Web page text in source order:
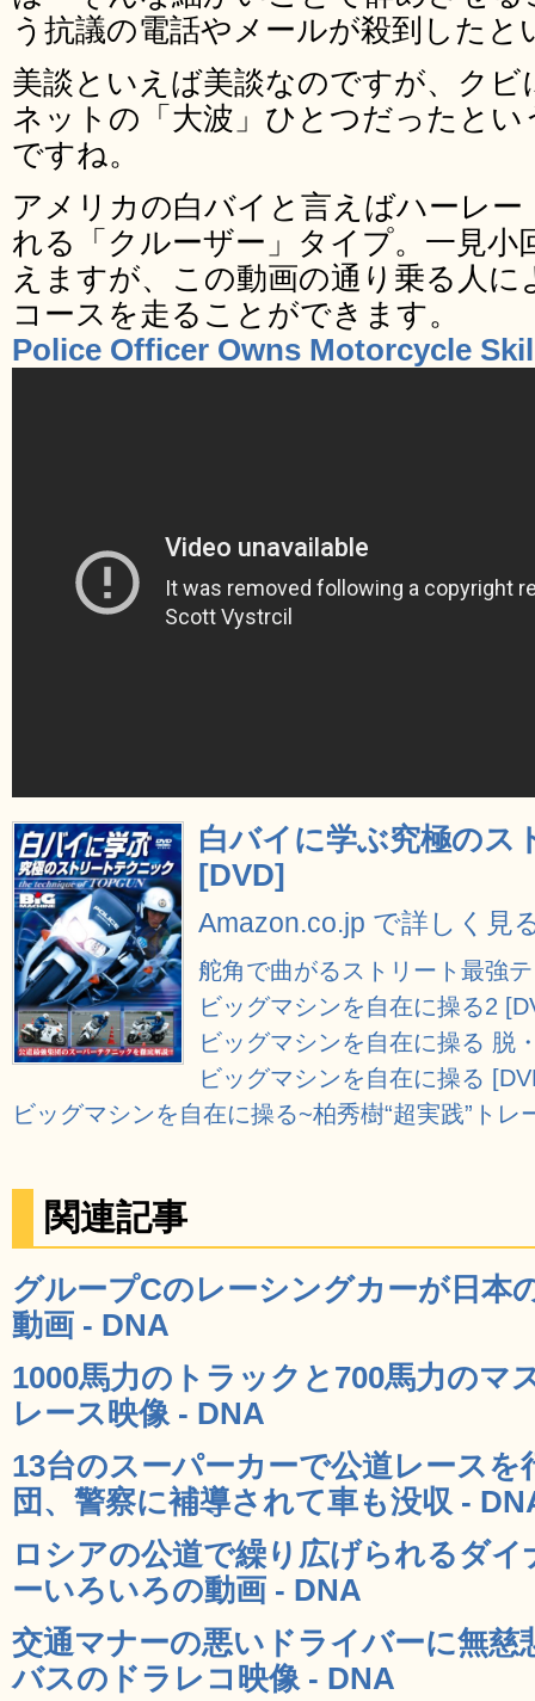
う抗議の電話やメールが殺到したと
美談といえば美談なのですが、ク
ネットの「大波」ひとつだったと
ですね。
アメリカの白バイと言えばハーレ
れる「クルーザー」タイプ。一見小
えますが、この動画の通り乗る人
コースを走ることができます。
Police Officer Owns Motorcycle
白バイに学ぶ究極のス
[DVD]
Amazon.co.jp で詳しく見
舵角で曲がるストリート最強
ビッグマシンを自在に操る2
ビッグマシンを自在に操る 脱
ビッグマシンを自在に操る
ビッグマシンを自在に操る~柏秀樹“超実践”トレ
関連記事
グループCのレーシングカーが日本
動画 - DNA
1000馬力のトラックと700馬力のマ
レース映像 - DNA
13台のスーパーカーで公道レースを
団、警察に補導されて車も没収 -
ロシアの公道で繰り広げられるダ
ーいろいろの動画 - DNA
交通マナーの悪いドライバーに無慈
バスのドラレコ映像 - DNA